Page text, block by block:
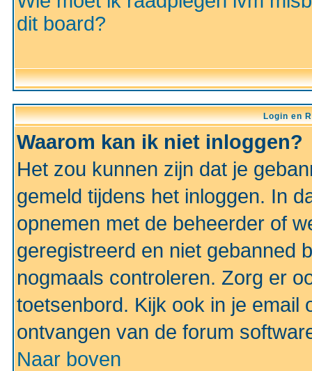
dit board?
Login en
Waarom kan ik niet inloggen?
Het zou kunnen zijn dat je
gemeld tijdens het inloggen. In
opnemen met de beheerder of
geregistreerd en niet gebanned
nogmaals controleren. Zorg er
toetsenbord. Kijk ook in je email
ontvangen van de forum
Naar boven